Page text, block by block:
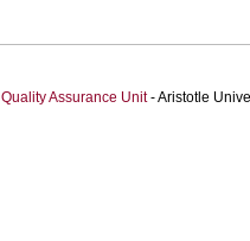
Quality Assurance Unit- Aristotle